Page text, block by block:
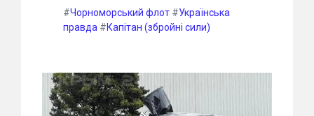
#Чорноморський флот #Українська
правда #Капітан (збройні сили)